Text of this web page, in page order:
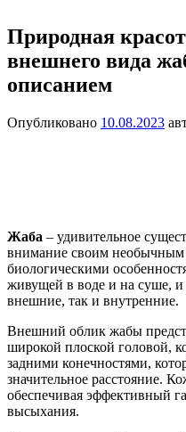
Природная
внешнего вида
описанием
Опубликовано 10.08.2023
Жаба – удивительное
внимание своим
биологическими
живущей в воде и на суше, и
внешние, так и внутренние.
Внешний облик жабы
широкой плоской головой,
задними конечностями,
значительное расстояние.
обеспечивая эффективный
высыхания.